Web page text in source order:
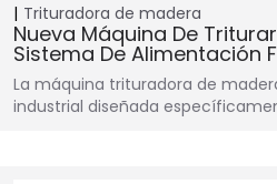
Trituradora de madera
Nueva Máquina De
Sistema De Alimentación
La máquina trituradora de
industrial diseñada